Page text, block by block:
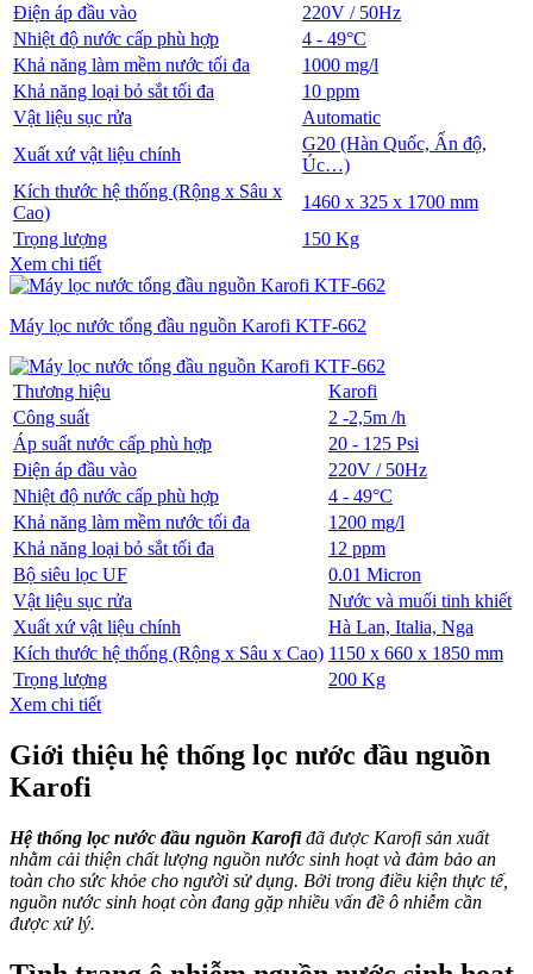
Điện áp đầu vào
220V / 50Hz
Nhiệt độ nước cấp phù hợp
4 - 49°C
Khả năng làm mềm nước tối đa
1000 mg/l
Khả năng loại bỏ sắt tối đa
10 ppm
Vật liệu sục rửa
Automatic
Xuất xứ vật liệu chính
G20 (Hàn Quốc, Ấn độ,
Úc…)
Kích thước hệ thống (Rộng x Sâu x
Cao)
1460 x 325 x 1700 mm
Trọng lượng
150 Kg
Xem chi tiết
Máy lọc nước tổng đầu nguồn Karofi KTF-662
Thương hiệu
Karofi
Công suất
2 -2,5m /h
Áp suất nước cấp phù hợp
20 - 125 Psi
Điện áp đầu vào
220V / 50Hz
Nhiệt độ nước cấp phù hợp
4 - 49°C
Khả năng làm mềm nước tối đa
1200 mg/l
Khả năng loại bỏ sắt tối đa
12 ppm
Bộ siêu lọc UF
0.01 Micron
Vật liệu sục rửa
Nước và muối tinh khiết
Xuất xứ vật liệu chính
Hà Lan, Italia, Nga
Kích thước hệ thống (Rộng x Sâu x Cao) 1150 x 660 x 1850 mm
Trọng lượng
200 Kg
Xem chi tiết
Giới thiệu hệ thống lọc nước đầu nguồn
Karofi
Hệ thống lọc nước đầu nguồn Karofiđã được Karofi sản xuất
nhằm cải thiện chất lượng nguồn nước sinh hoạt và đảm bảo an
toàn cho sức khỏe cho người sử dụng. Bởi trong điều kiện thực tế,
nguồn nước sinh hoạt còn đang gặp nhiều vấn đề ô nhiễm cần
được xử lý.